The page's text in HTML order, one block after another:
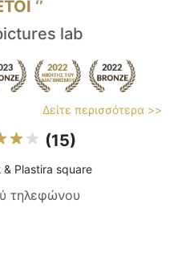
‘’
lab
Δείτε περισσότερα >>
(15)
Plastira square
τηλεφώνου